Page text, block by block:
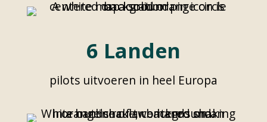
6 Landen
pilots uitvoeren in heel Europa